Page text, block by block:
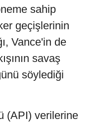
sahip
geçişlerinin
Vance'in de
savaş
söylediği
(API) verilerine